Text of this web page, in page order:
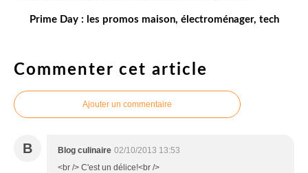
Prime Day : les promos maison, électroménager, tech
Commenter cet article
Ajouter un commentaire
B Blog culinaire 02/10/2013 13:53
<br /> C'est un délice!<br />